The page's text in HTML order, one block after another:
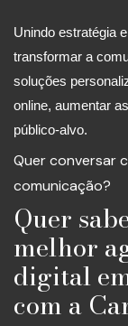
Unindo estratégia
transformar a
soluções
online, aumentar
público-alvo.
Quer conversar
comunicação?
Quer
melhor
digital
com a